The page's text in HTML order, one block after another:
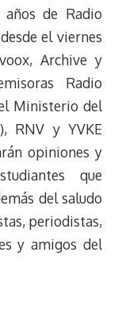
de Radio
el viernes
Archive y
Radio
Ministerio del
RNV y YVKE
opiniones y
que
del saludo
periodistas,
y amigos del